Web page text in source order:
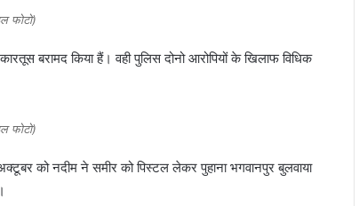
फोटो)
बरामद किया हैं। वही पुलिस दोनो आरोपियों के खिलाफ विधिक
फोटो)
को नदीम ने समीर को पिस्टल लेकर पुहाना भगवानपुर बुलवाया